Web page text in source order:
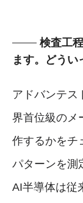
検査工
ます。どうい
アドバンテス
界首位級のメ
作するかをチ
パターンを測
AI半導体は従